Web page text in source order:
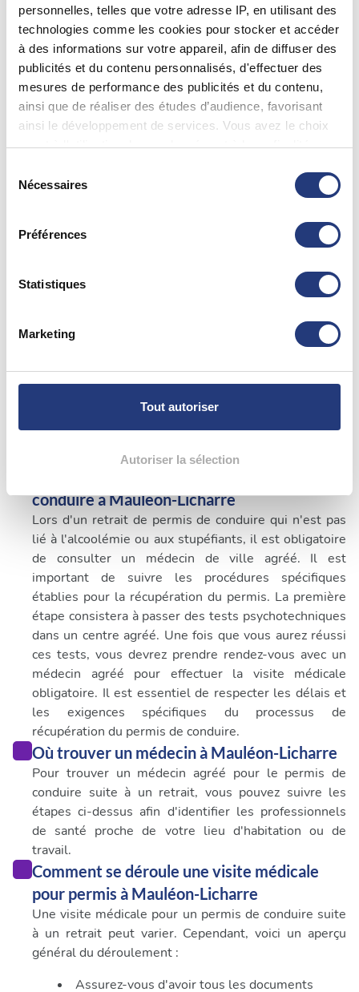
personnelles, telles que votre adresse IP, en utilisant des
technologies comme les cookies pour stocker et accéder
à des informations sur votre appareil, afin de diffuser des
publicités et du contenu personnalisés, d'effectuer des
mesures de performance des publicités et du contenu,
ainsi que de réaliser des études d’audience, favorisant
ainsi le développement de services. Vous avez le choix
quant à l'utilisation de vos données et à leurs finalités.
tout moment en consultant la Déclaration relative aux
cookies ou en cliquant sur l'icône de confidentialité.
Si vous le permettez, nous aimerions également :
géographique qui peuvent être précises à plusieurs
Identifier votre appareil en l'analysant activement
pour en relever les caractéristiques spécifiques
Pour en savoir plus sur le traitement de vos données
personnelles et définir vos préférences, reportez-vous à
déclaration sur les cookies.
Les cookies nous permettent de personnaliser le contenu
et les annonces, d'offrir des fonctionnalités relatives aux
médias sociaux et d'analyser notre trafic. Nous
partageons également des informations sur l'utilisation de
notre site avec nos partenaires de médias sociaux, de
publicité et d'analyse, qui peuvent combiner celles-ci
avec d'autres informations que vous leur avez fournies
ou qu'ils ont collectées lors de votre utilisation de leurs
services.
Nécessaires
Préférences
Statistiques
Marketing
Tout autoriser
Autoriser la sélection
Atlantiques"}
Valérie BOUCHER
Bayonne (64100)
Voir les coordonnées
Guy RODRIGUEZ
05 59 22 12 22
64 - Pyrénées Atlantiques
GLANES Mélanie
05 59 55 04 74
Voir plus
conduire à Mauléon-Licharre
Lors d'un retrait de permis de conduire qui n'est pas
lié à l'alcoolémie ou aux stupéfiants, il est obligatoire
de consulter un médecin de ville agréé. Il est
important de suivre les procédures spécifiques
établies pour la récupération du permis. La première
étape consistera à passer des tests psychotechniques
dans un centre agréé. Une fois que vous aurez réussi
ces tests, vous devrez prendre rendez-vous avec un
médecin agréé pour effectuer la visite médicale
obligatoire. Il est essentiel de respecter les délais et
les exigences spécifiques du processus de
récupération du permis de conduire.
Où trouver un médecin à Mauléon-Licharre
Pour trouver un médecin agréé pour le permis de
conduire suite à un retrait, vous pouvez suivre les
étapes ci-dessus afin d'identifier les professionnels
de santé proche de votre lieu d'habitation ou de
travail.
Comment se déroule une visite médicale
pour permis à Mauléon-Licharre
Une visite médicale pour un permis de conduire suite
à un retrait peut varier. Cependant, voici un aperçu
général du déroulement :
Assurez-vous d'avoir tous les documents